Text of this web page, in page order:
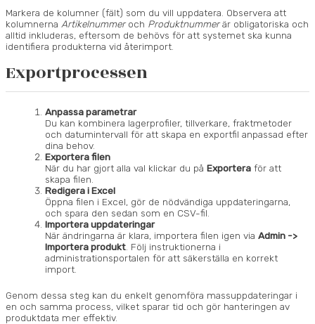
Markera de kolumner (fält) som du vill uppdatera. Observera att
kolumnerna Artikelnummeroch Produktnummerär obligatoriska och
alltid inkluderas, eftersom de behövs för att systemet ska kunna
identifiera produkterna vid återimport.
Exportprocessen
Anpassa parametrar
Du kan kombinera lagerprofiler, tillverkare, fraktmetoder
och datumintervall för att skapa en exportfil anpassad efter
dina behov.
Exportera filen
När du har gjort alla val klickar du påExportera för att
skapa filen.
Redigera i Excel
Öppna filen i Excel, gör de nödvändiga uppdateringarna,
och spara den sedan som en CSV-fil.
Importera uppdateringar
När ändringarna är klara, importera filen igen viaAdmin ->
Importera produkt . Följ instruktionerna i
administrationsportalen för att säkerställa en korrekt
import.
Genom dessa steg kan du enkelt genomföra massuppdateringar i
en och samma process, vilket sparar tid och gör hanteringen av
produktdata mer effektiv.